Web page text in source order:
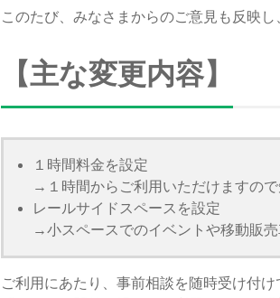
このたび、みなさまからのご意見も反映
【主な変更内容】
１時間料金を設定
→１時間からご利用いただけますので
レールサイドスペースを設定
→小スペースでのイベントや移動販売
ご利用にあたり、事前相談を随時受け付け